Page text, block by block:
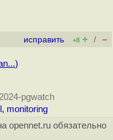
исправить +8 + / –
)
pgwatch
, monitoring
opennet.ru обязательно